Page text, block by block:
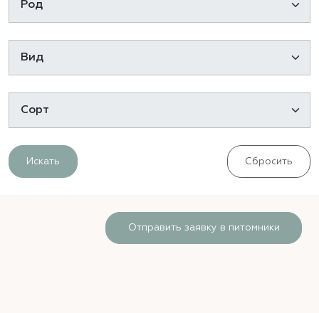
Искать Сбросить
Отправить заявку в питомники